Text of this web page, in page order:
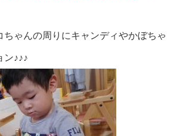
ちゃんの周りにキャンディやかぼちゃ
ン♪♪♪